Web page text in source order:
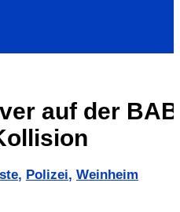
auf der BAB
, Polizei, Weinheim